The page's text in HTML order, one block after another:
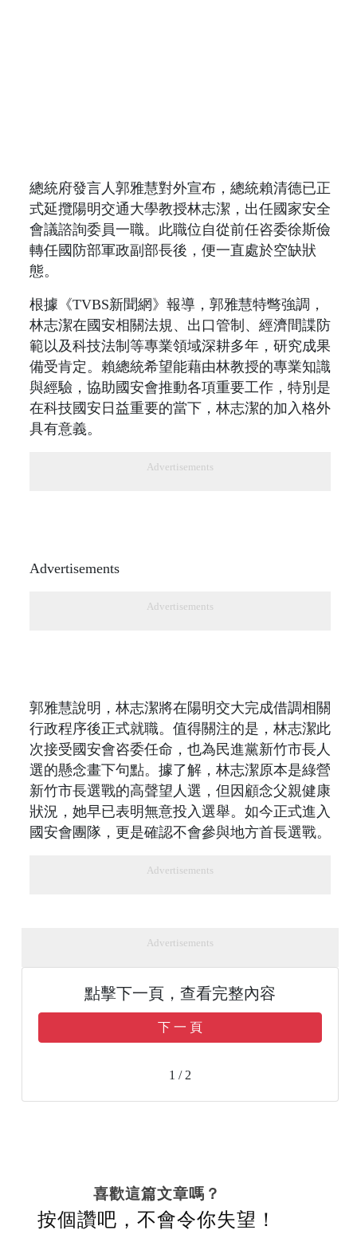
總統府發言人郭雅慧對外宣布，總統賴清德已正
式延攬陽明交通大學教授林志潔，出任國家安全
會議諮詢委員一職。此職位自從前任咨委徐斯儉
轉任國防部軍政副部長後，便一直處於空缺狀
態。
根據《TVBS新聞網》報導，郭雅慧特彆強調，
林志潔在國安相關法規、出口管制、經濟間諜防
範以及科技法制等專業領域深耕多年，研究成果
備受肯定。賴總統希望能藉由林教授的專業知識
與經驗，協助國安會推動各項重要工作，特別是
在科技國安日益重要的當下，林志潔的加入格外
具有意義。
Advertisements
Advertisements
Advertisements
郭雅慧說明，林志潔將在陽明交大完成借調相關
行政程序後正式就職。值得關注的是，林志潔此
次接受國安會咨委任命，也為民進黨新竹市長人
選的懸念畫下句點。據了解，林志潔原本是綠營
新竹市長選戰的高聲望人選，但因顧念父親健康
狀況，她早已表明無意投入選舉。如今正式進入
國安會團隊，更是確認不會參與地方首長選戰。
Advertisements
Advertisements
點擊下一頁，查看完整內容
下 一 頁
1 / 2
喜歡這篇文章嗎？
按個讚吧，不會令你失望！